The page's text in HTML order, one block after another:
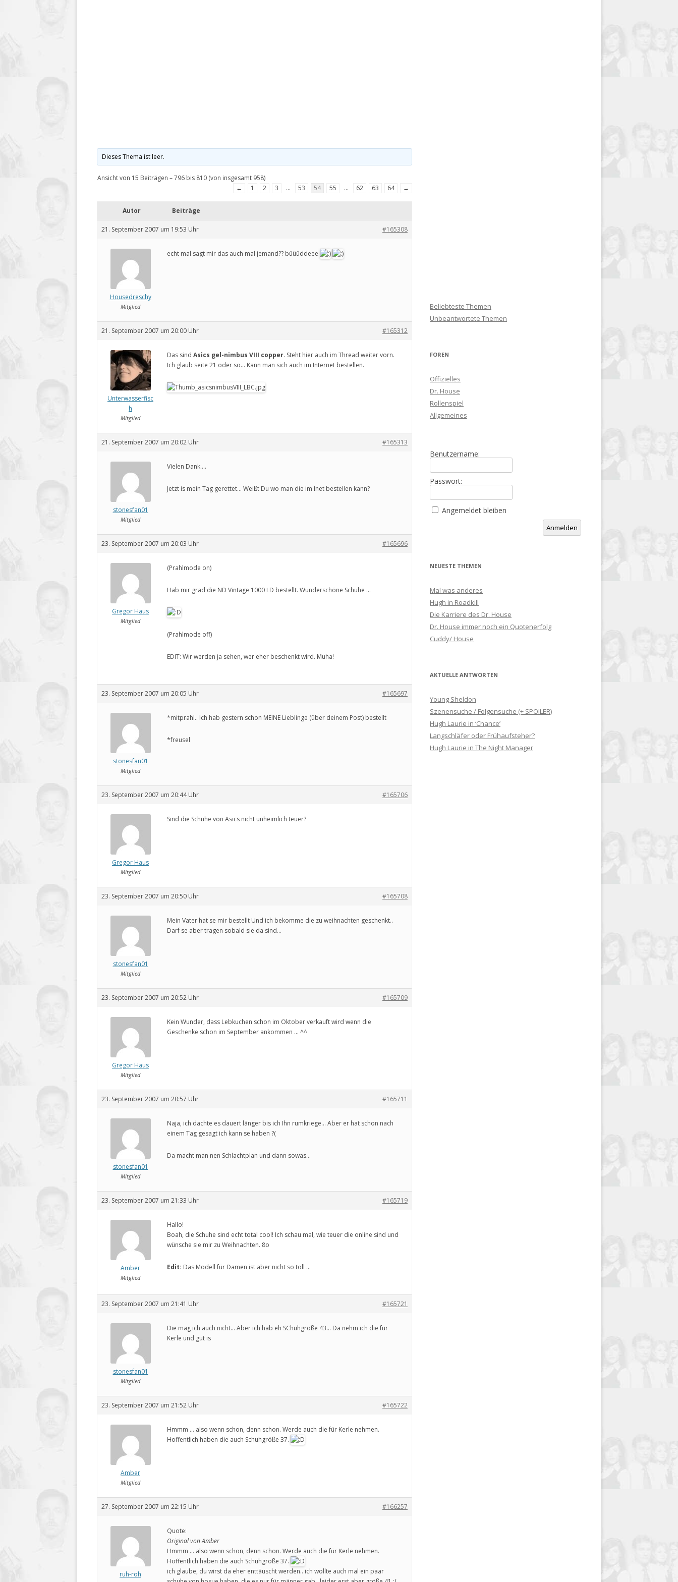
Dieses Thema ist leer.
Ansicht von 15 Beiträgen – 796 bis 810 (von insgesamt 958)
←
1 2 3 … 53 54 55 … 62 63 64 →
Autor Beiträge
21. September 2007 um 19:53 Uhr #165308
Housedreschy
Mitglied
echt mal sagt mir das auch mal jemand?? büüüddeee
21. September 2007 um 20:00 Uhr #165312
Unterwasserfisc
h
Mitglied
Das sind Asics gel-nimbus VIII copper. Steht hier auch im Thread weiter vorn.
Ich glaub seite 21 oder so… Kann man sich auch im Internet bestellen.
21. September 2007 um 20:02 Uhr #165313
stonesfan01
Mitglied
Vielen Dank….
Jetzt is mein Tag gerettet… Weißt Du wo man die im Inet bestellen kann?
23. September 2007 um 20:03 Uhr #165696
Gregor Haus
Mitglied
(Prahlmode on)
Hab mir grad die ND Vintage 1000 LD bestellt. Wunderschöne Schuhe …
(Prahlmode off)
EDIT: Wir werden ja sehen, wer eher beschenkt wird. Muha!
23. September 2007 um 20:05 Uhr #165697
stonesfan01
Mitglied
*mitprahl.. Ich hab gestern schon MEINE Lieblinge (über deinem Post) bestellt
*freusel
23. September 2007 um 20:44 Uhr #165706
Gregor Haus
Mitglied
Sind die Schuhe von Asics nicht unheimlich teuer?
23. September 2007 um 20:50 Uhr #165708
stonesfan01
Mitglied
Mein Vater hat se mir bestellt Und ich bekomme die zu weihnachten geschenkt..
Darf se aber tragen sobald sie da sind…
23. September 2007 um 20:52 Uhr #165709
Gregor Haus
Mitglied
Kein Wunder, dass Lebkuchen schon im Oktober verkauft wird wenn die
Geschenke schon im September ankommen … ^^
23. September 2007 um 20:57 Uhr #165711
stonesfan01
Mitglied
Naja, ich dachte es dauert länger bis ich Ihn rumkriege… Aber er hat schon nach
einem Tag gesagt ich kann se haben ?(
Da macht man nen Schlachtplan und dann sowas…
23. September 2007 um 21:33 Uhr #165719
Amber
Mitglied
Hallo!
Boah, die Schuhe sind echt total cool! Ich schau mal, wie teuer die online sind und
wünsche sie mir zu Weihnachten. 8o
Edit: Das Modell für Damen ist aber nicht so toll …
23. September 2007 um 21:41 Uhr #165721
stonesfan01
Mitglied
Die mag ich auch nicht… Aber ich hab eh SChuhgröße 43… Da nehm ich die für
Kerle und gut is
23. September 2007 um 21:52 Uhr #165722
Amber
Mitglied
Hmmm … also wenn schon, denn schon. Werde auch die für Kerle nehmen.
Hoffentlich haben die auch Schuhgröße 37.
27. September 2007 um 22:15 Uhr #166257
ruh-roh
Quote:
Original von Amber
Hmmm … also wenn schon, denn schon. Werde auch die für Kerle nehmen.
Hoffentlich haben die auch Schuhgröße 37.
ich glaube, du wirst da eher enttäuscht werden.. ich wollte auch mal ein paar
Beliebteste Themen
Unbeantwortete Themen
FOREN
Offizielles
Dr. House
Rollenspiel
Allgemeines
Benutzername:
Passwort:
Angemeldet bleiben
Alternative:
Anmelden
NEUESTE THEMEN
Mal was anderes
Hugh in Roadkill
Die Karriere des Dr. House
Dr. House immer noch ein Quotenerfolg
Cuddy/ House
AKTUELLE ANTWORTEN
Young Sheldon
Szenensuche / Folgensuche (+ SPOILER)
Hugh Laurie in ‘Chance’
Langschläfer oder Frühaufsteher?
Hugh Laurie in The Night Manager